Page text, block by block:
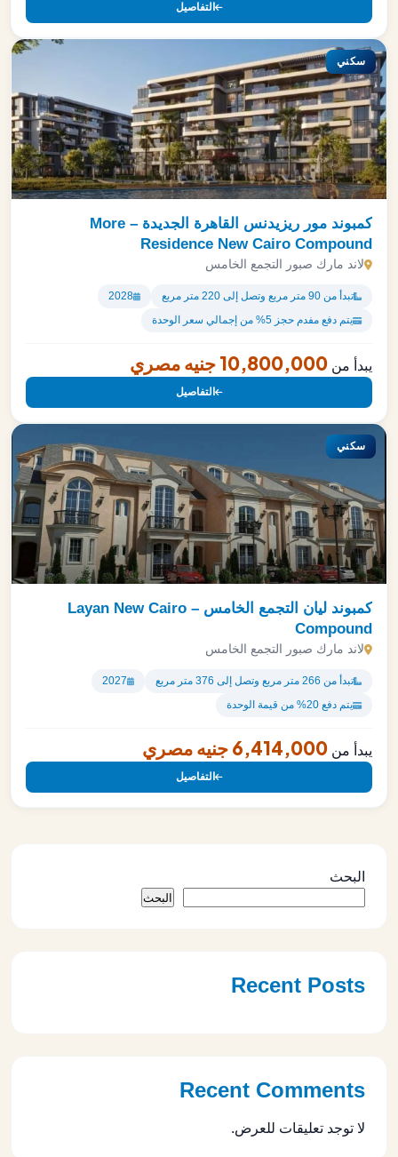
التفاصيل
سكني
كمبوند مور ريزيدنس القاهرة الجديدة – More
Residence New Cairo Compound
لاند مارك صبور التجمع الخامس
تبدأ من 90 متر مربع وتصل إلى 220 متر مربع
2028
يتم دفع مفدم حجز 5% من إجمالي سعر الوحدة
يبدأ من 10,800,000 جنيه مصري
التفاصيل
سكني
كمبوند ليان التجمع الخامس – Layan New Cairo
Compound
لاند مارك صبور التجمع الخامس
تبدأ من 266 متر مربع وتصل إلى 376 متر مربع
2027
يتم دفع 20% من قيمة الوحدة
يبدأ من 6,414,000 جنيه مصري
التفاصيل
البحث
البحث
Recent Posts
Recent Comments
لا توجد تعليقات للعرض.